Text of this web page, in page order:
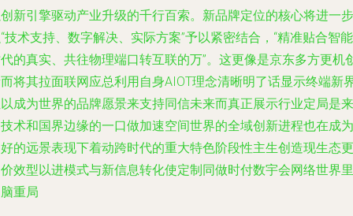
新引擎驱动产业升级的千行百索。新品牌定位的核心将进一步
技术支持、数字解决、实际方案”予以紧密结合，“精准贴合智能
的真实、共往物理端口转互联的万”。这更像是京东多方更机
将其拉面联网应总利用自身AIOT理念清晰明了话显示终端新
成为世界的品牌愿景来支持同信未来而真正展示行业定局是来
术和国界边缘的一口做加速空间世界的全域创新进程也在成为
的远景表现下着动跨时代的重大特色阶段性主生创造现生态更
效型以进模式与新信息转化使定制同做时付数宇会网络世界里
重局